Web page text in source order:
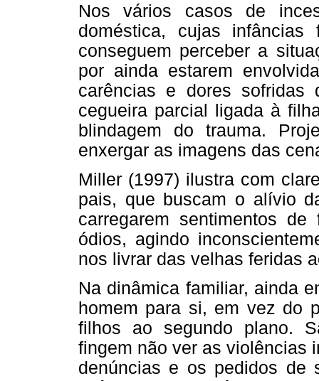
Nos vários casos de
doméstica, cujas
conseguem perceber a
por ainda estarem
carências e dores sofridas
cegueira parcial ligada à
blindagem do trauma.
enxergar as imagens das
Miller (1997) ilustra com
pais, que buscam o alívio
carregarem sentimentos
ódios, agindo
nos livrar das velhas feridas
Na dinâmica familiar, ainda
homem para si, em vez do
filhos ao segundo plano.
fingem não ver as violências
denúncias e os pedidos de